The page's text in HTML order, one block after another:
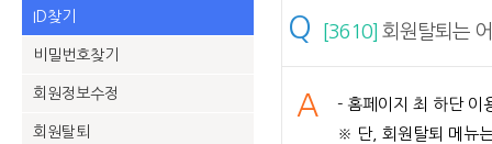
ID찾기
비밀번호찾기
회원정보수정
회원탈퇴
Q [3610] 회원탈퇴는
A
- 홈페이지 최 하단 이
※ 단, 회원탈퇴 메뉴